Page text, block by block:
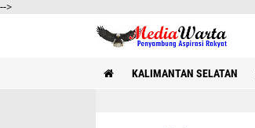
-->
KALIMANTAN SELATAN